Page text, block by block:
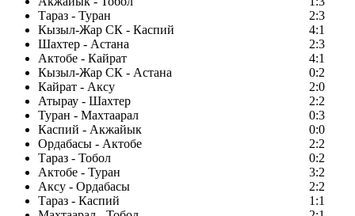
Тараз - Туран
2:3
Кызыл-Жар СК - Каспий
4:1
Шахтер - Астана
2:3
Актобе - Кайрат
4:1
Кызыл-Жар СК - Астана
0:2
Кайрат - Аксу
2:0
Атырау - Шахтер
2:2
Туран - Махтаарал
0:3
Каспий - Акжайык
0:0
Ордабасы - Актобе
2:2
Тараз - Тобол
0:2
Актобе - Туран
3:2
Аксу - Ордабасы
2:2
Тараз - Каспий
1:1